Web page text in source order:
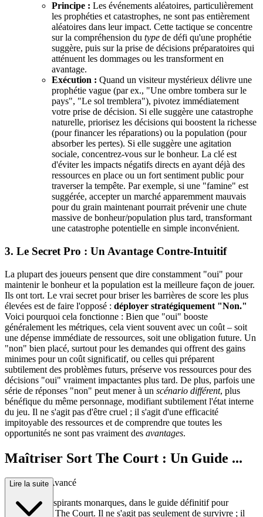
Principe : Les événements aléatoires, particulièrement
les prophéties et catastrophes, ne sont pas entièrement
aléatoires dans leur impact. Cette tactique se concentre
sur la compréhension du type de défi qu'une prophétie
suggère, puis sur la prise de décisions préparatoires qui
atténuent les dommages ou les transforment en
avantage.
Exécution : Quand un visiteur mystérieux délivre une
prophétie vague (par ex., "Une ombre tombera sur le
pays", "Le sol tremblera"), pivotez immédiatement
votre prise de décision. Si elle suggère une catastrophe
naturelle, priorisez les décisions qui boostent la richesse
(pour financer les réparations) ou la population (pour
absorber les pertes). Si elle suggère une agitation
sociale, concentrez-vous sur le bonheur. La clé est
d'éviter les impacts négatifs directs en ayant déjà des
ressources en place ou un fort sentiment public pour
traverser la tempête. Par exemple, si une "famine" est
suggérée, accepter un marché apparemment mauvais
pour du grain maintenant pourrait prévenir une chute
massive de bonheur/population plus tard, transformant
une catastrophe potentielle en simple inconvénient.
3. Le Secret Pro : Un Avantage Contre-Intuitif
La plupart des joueurs pensent que dire constamment "oui" pour
maintenir le bonheur et la population est la meilleure façon de jouer.
Ils ont tort. Le vrai secret pour briser les barrières de score les plus
élevées est de faire l'opposé : déployer stratégiquement "Non."
Voici pourquoi cela fonctionne : Bien que "oui" booste
généralement les métriques, cela vient souvent avec un coût – soit
une dépense immédiate de ressources, soit une obligation future. Un
"non" bien placé, surtout pour les demandes qui offrent des gains
minimes pour un coût significatif, ou celles qui préparent
subtilement des problèmes futurs, préserve vos ressources pour des
décisions "oui" vraiment impactantes plus tard. De plus, parfois une
série de réponses "non" peut mener à un scénario différent, plus
bénéfique du même personnage, modifiant subtilement l'état interne
du jeu. Il ne s'agit pas d'être cruel ; il s'agit d'une efficacité
impitoyable des ressources et de comprendre que toutes les
opportunités ne sont pas vraiment des avantages.
Maîtriser Sort The Court : Un Guide ...
Stratégique Avancé
Bienvenue, aspirants monarques, dans le guide définitif pour
dominer Sort The Court. Il ne s'agit pas seulement de survivre ; il
Lire la suite